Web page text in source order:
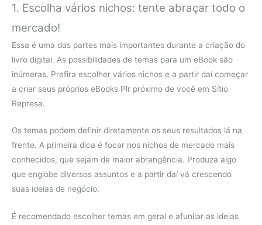
1. Escolha vários nichos: tente abraçar todo o
mercado!
Essa é uma das partes mais importantes durante a criação do
livro digital. As possibilidades de temas para um eBook são
inúmeras. Prefira escolher vários nichos e a partir daí começar
a criar seus próprios eBooks Plr próximo de você em Sítio
Represa.
Os temas podem definir diretamente os seus resultados lá na
frente. A primeira dica é focar nos nichos de mercado mais
conhecidos, que sejam de maior abrangência. Produza algo
que englobe diversos assuntos e a partir daí vá crescendo
suas ideias de negócio.
É recomendado escolher temas em geral e afunilar as ideias